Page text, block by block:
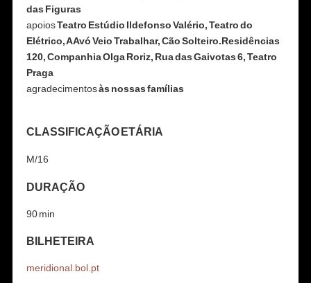
das Figuras
apoiosTeatro Estúdio Ildefonso Valério, Teatro do
Elétrico, A Avó Veio Trabalhar, Cão Solteiro.Residências
120, Companhia Olga Roriz, Rua das Gaivotas 6, Teatro
Praga
agradecimentosàs nossas famílias
CLASSIFICAÇÃO ETÁRIA
M/16
DURAÇÃO
90 min
BILHETEIRA
meridional.bol.pt